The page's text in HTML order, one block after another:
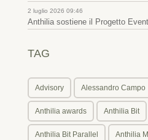
2 luglio 2026 09:46
Anthilia sostiene il Progetto
TAG
Advisory Alessandro Campo
Anthilia awards Anthilia Bit
Anthilia Bit Parallel Anthilia